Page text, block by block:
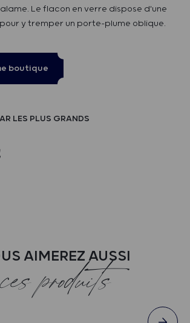
Le flacon en verre dispose d'une
y tremper un porte-plume oblique.
boutique
LES PLUS GRANDS
AIMEREZ AUSSI
ces produits